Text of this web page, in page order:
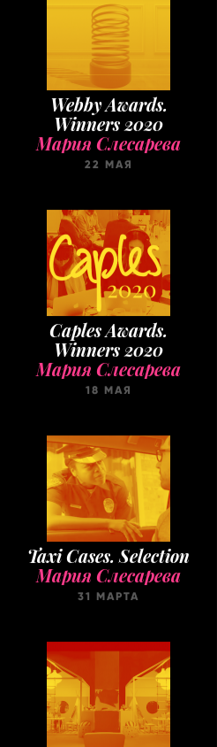
Webby Awards.
Winners 2020
Мария Слесарева
22 МАЯ
Caples Awards.
Winners 2020
Мария Слесарева
18 МАЯ
Taxi Cases. Selection
Мария Слесарева
31 МАРТА